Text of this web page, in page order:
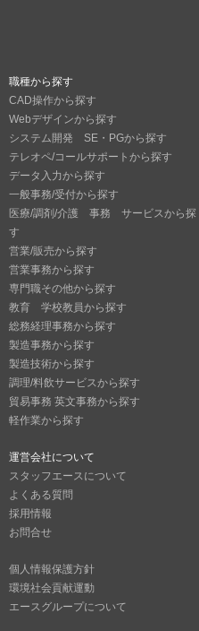
職種から探す
CAD操作から探す
Webデザインから探す
システム開発 SE・PGから探す
テレオペ/コールサポートから探す
データ入力から探す
一般事務/受付から探す
医療/調剤/介護 事務 サービスから探
す
営業/販売から探す
営業事務から探す
専門職その他から探す
教育 学校教員から探す
総務経理事務から探す
製造事務から探す
製造技術から探す
調理/料飲サービスから探す
貿易事務 英文事務から探す
軽作業から探す
運営会社について
スタッフエースについて
よくある質問
採用情報
お問合せ
個人情報保護方針
環境社会貢献運動
エースグループについて